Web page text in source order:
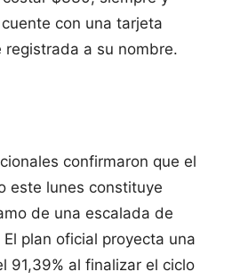
con una tarjeta
registrada a su nombre.
confirmaron que el
este lunes constituye
de una escalada de
plan oficial proyecta una
91,39% al finalizar el ciclo